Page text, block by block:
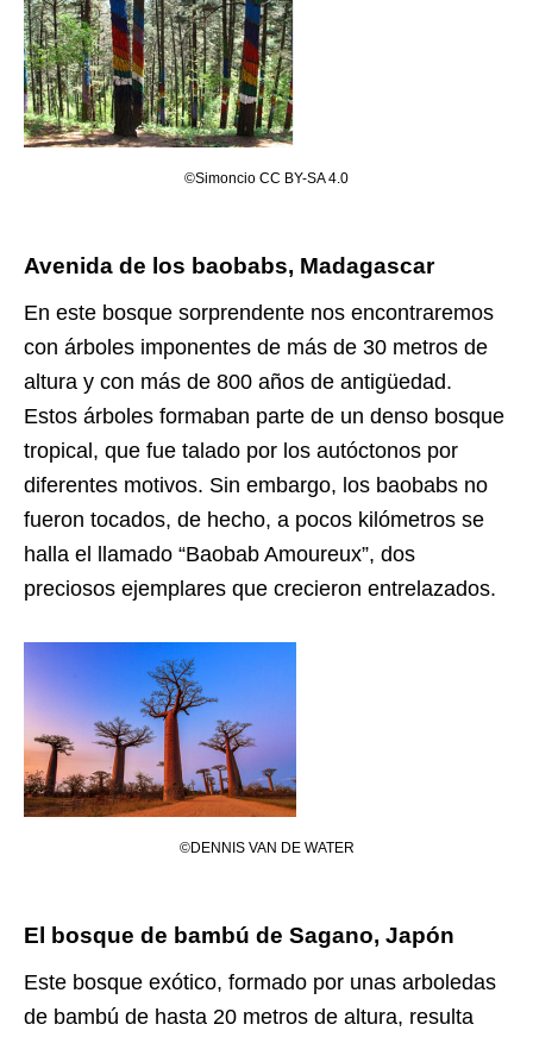
©Simoncio CC BY-SA 4.0
Avenida de los baobabs, Madagascar
En este bosque sorprendente nos encontraremos
con árboles imponentes de más de 30 metros de
altura y con más de 800 años de antigüedad.
Estos árboles formaban parte de un denso bosque
tropical, que fue talado por los autóctonos por
diferentes motivos. Sin embargo, los baobabs no
fueron tocados, de hecho, a pocos kilómetros se
halla el llamado “Baobab Amoureux”, dos
preciosos ejemplares que crecieron entrelazados.
©DENNIS VAN DE WATER
El bosque de bambú de Sagano, Japón
Este bosque exótico, formado por unas arboledas
de bambú de hasta 20 metros de altura, resulta